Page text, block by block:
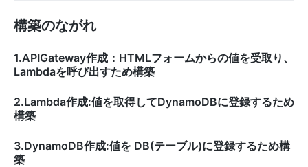
構築のながれ
1.APIGateway作成：HTMLフォームからの値を受取り、
Lambdaを呼び出すため構築
2.Lambda作成:値を取得してDynamoDBに登録するため
構築
3.DynamoDB作成:値を DB(テーブル)に登録するため構
築